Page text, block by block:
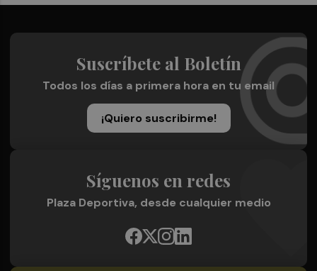
Suscríbete al Boletín
Todos los días a primera hora en tu email
¡Quiero suscribirme!
Síguenos en redes
Plaza Deportiva, desde cualquier medio